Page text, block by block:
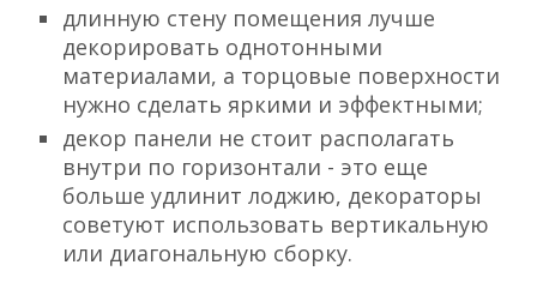
длинную стену помещения лучше
декорировать однотонными
материалами, а торцовые поверхности
нужно сделать яркими и эффектными;
декор панели не стоит располагать
внутри по горизонтали - это еще
больше удлинит лоджию, декораторы
советуют использовать вертикальную
или диагональную сборку.